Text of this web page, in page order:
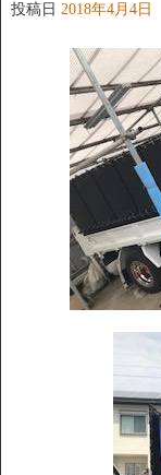
投稿日 2018年4月4日